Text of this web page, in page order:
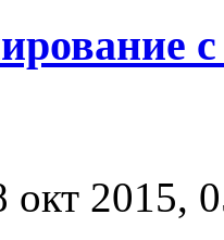
с
окт 2015,